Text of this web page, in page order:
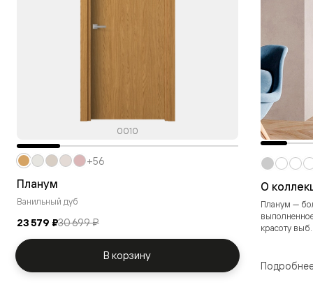
0010
Планум
Ванильный дуб
23 579 ₽30 699 ₽
+56
В корзину
О
Планум —
красоту